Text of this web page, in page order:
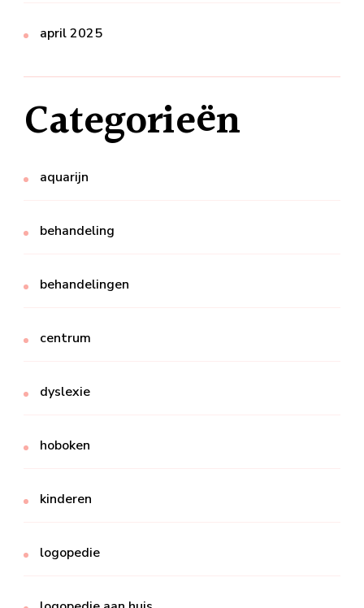
april 2025
Categorieën
aquarijn
behandeling
behandelingen
centrum
dyslexie
hoboken
kinderen
logopedie